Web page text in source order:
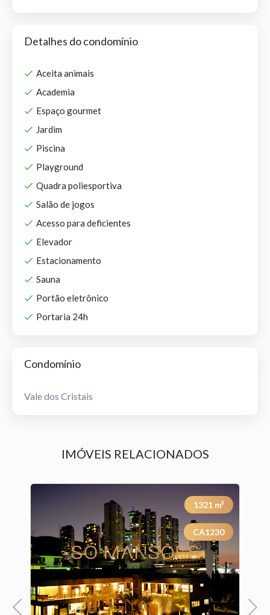
Detalhes do condomínio
Aceita animais
Academia
Espaço gourmet
Jardim
Piscina
Playground
Quadra poliesportiva
Salão de jogos
Acesso para deficientes
Elevador
Estacionamento
Sauna
Portão eletrônico
Portaria 24h
Condomínio
Vale dos Cristais
IMÓVEIS RELACIONADOS
Previous
1321 m²
CA1230
Next